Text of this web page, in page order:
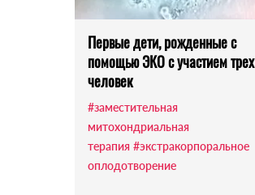
Первые дети, рожденные с
помощью ЭКО с участием трех
человек
#заместительная
митохондриальная
терапия #экстракорпоральное
оплодотворение